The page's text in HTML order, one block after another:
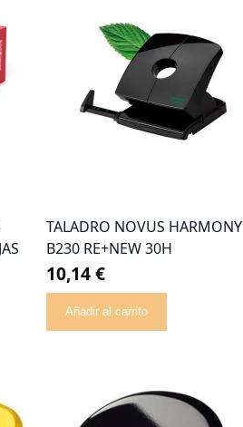
TALADRO NOVUS HARMONY
B230 RE+NEW 30H
10,14 €
Añadir al carrito